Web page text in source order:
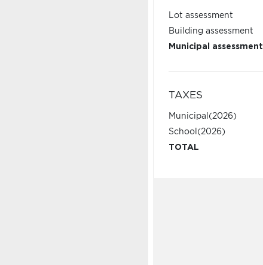
Lot assessment
Building assessment
Municipal assessment
TAXES
Municipal (2026)
School (2026)
TOTAL